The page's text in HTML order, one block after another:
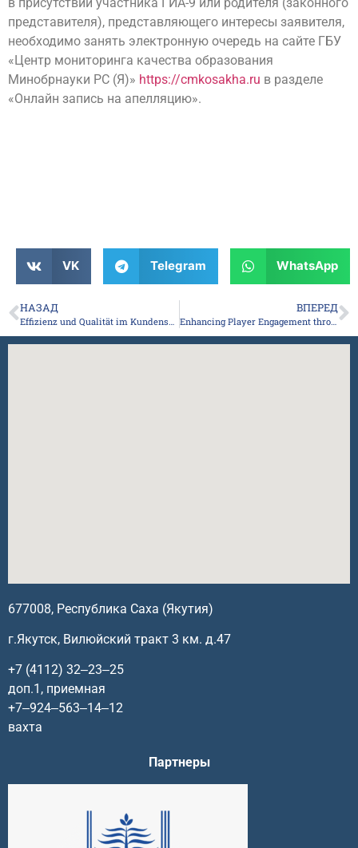
представителя), представляющего интересы заявителя,
необходимо занять электронную очередь на сайте ГБУ
«Центр мониторинга качества образования
Минобрнауки РС (Я)» https://cmkosakha.ru в разделе
«Онлайн запись на апелляцию».
VK Telegram WhatsApp
НАЗАД ВПЕРЕД
Enhancing Player Engagement through Dynamic Bonus Features in Online Slot Design
677008, Республика Саха (Якутия)
г.Якутск, Вилюйский тракт 3 км. д.47
+7 (4112) 32‒23‒25
доп.1, приемная
+7‒924‒563‒14‒12
вахта
Партнеры